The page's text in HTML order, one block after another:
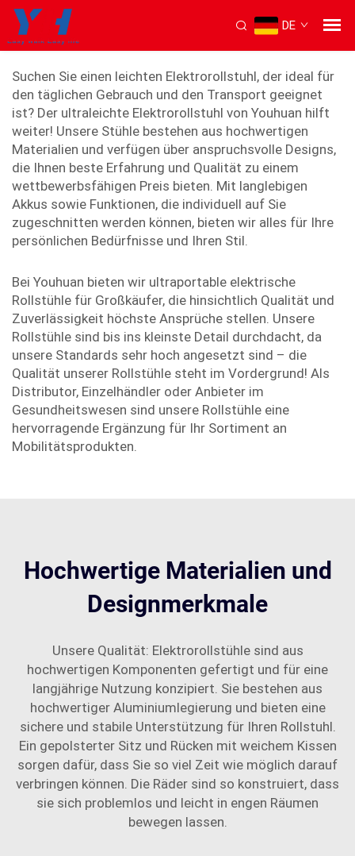
DE
leichter Elektrorollstuhl
Suchen Sie einen leichten Elektrorollstuhl, der ideal für
den täglichen Gebrauch und den Transport geeignet
ist? Der ultraleichte Elektrorollstuhl von Youhuan hilft
weiter! Unsere Stühle bestehen aus hochwertigen
Materialien und verfügen über anspruchsvolle Designs,
die Ihnen beste Erfahrung und Qualität zu einem
wettbewerbsfähigen Preis bieten. Mit langlebigen
Akkus sowie Funktionen, die individuell auf Sie
zugeschnitten werden können, bieten wir alles für Ihre
persönlichen Bedürfnisse und Ihren Stil.
Bei Youhuan bieten wir ultraportable elektrische
Rollstühle für Großkäufer, die hinsichtlich Qualität und
Zuverlässigkeit höchste Ansprüche stellen. Unsere
Rollstühle sind bis ins kleinste Detail durchdacht, da
unsere Standards sehr hoch angesetzt sind – die
Qualität unserer Rollstühle steht im Vordergrund! Als
Distributor, Einzelhändler oder Anbieter im
Gesundheitswesen sind unsere Rollstühle eine
hervorragende Ergänzung für Ihr Sortiment an
Mobilitätsprodukten.
Hochwertige Materialien und
Designmerkmale
Unsere Qualität: Elektrorollstühle sind aus
hochwertigen Komponenten gefertigt und für eine
langjährige Nutzung konzipiert. Sie bestehen aus
hochwertiger Aluminiumlegierung und bieten eine
sichere und stabile Unterstützung für Ihren Rollstuhl.
Ein gepolsterter Sitz und Rücken mit weichem Kissen
sorgen dafür, dass Sie so viel Zeit wie möglich darauf
verbringen können. Die Räder sind so konstruiert, dass
sie sich problemlos und leicht in engen Räumen
bewegen lassen.